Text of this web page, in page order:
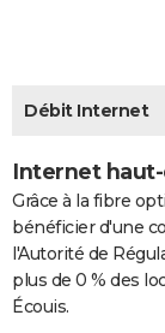
CARTE DE VOEUX
Carte de Noël
Carte Bonne année
Carte Saint-Valentin
Carte Pâques
Carte d'anniversaire
DICTIONNAIRE
PROGRAMME TV
Débit Internet
Internet
Grâce à la fibre
bénéficier d'une
l'Autorité de
plus de 0 % des
Écouis.